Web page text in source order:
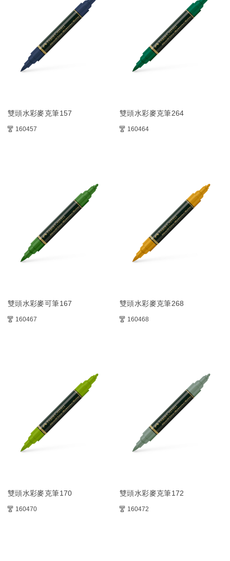
雙頭水彩麥克筆157
160457
雙頭水彩麥克筆264
160464
雙頭水彩麥可筆167
160467
雙頭水彩麥克筆268
160468
雙頭水彩麥克筆170
160470
雙頭水彩麥克筆172
160472